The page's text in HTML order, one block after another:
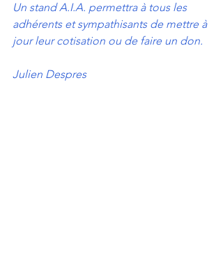
Un stand A.I.A. permettra à tous les
adhérents et sympathisants de mettre à
jour leur cotisation ou de faire un don.
Julien Despres